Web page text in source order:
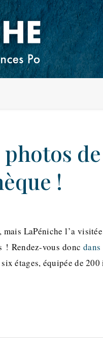
!
LaPéniche l’a
! Rendez-vous donc
étages, équipée de